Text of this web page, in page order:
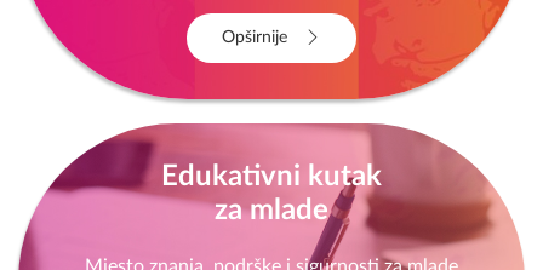
Opširnije
Edukativni kutak
za mlade